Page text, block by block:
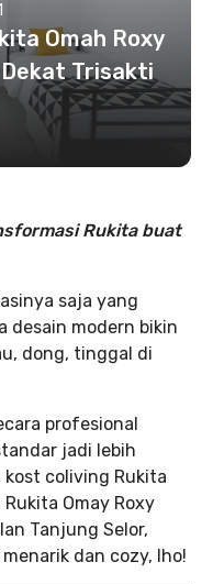
Omah Roxy
Trisakti
Rukita buat
saja yang
desain modern bikin
dong, tinggal di
profesional
jadi lebih
coliving Rukita
Omay Roxy
Tanjung Selor,
dan cozy, lho!